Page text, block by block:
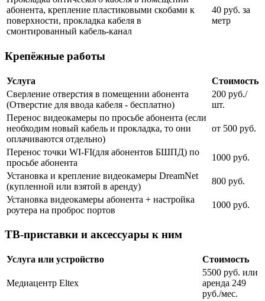
абонента, крепление пластиковыми скобами к
поверхности, прокладка кабеля в
смонтированный кабель-канал
40 руб. за
метр
Крепёжные работы
Услуга
Стоимость
Сверление отверстия в помещении абонента
(Отверстие для ввода кабеля - бесплатно)
200 руб./
шт.
Перенос видеокамеры по просьбе абонента (если
необходим новый кабель и прокладка, то они
оплачиваются отдельно)
от 500 руб.
Перенос точки WI-FI(для абонентов БШПД) по
просьбе абонента
1000 руб.
Установка и крепление видеокамеры DreamNet
(купленной или взятой в аренду)
800 руб.
Установка видеокамеры абонента + настройка
роутера на проброс портов
1000 руб.
ТВ-приставки и аксессуары к ним
Услуга или устройство Стоимость
Медиацентр Eltex
5500 руб. или
аренда 249
руб./мес.